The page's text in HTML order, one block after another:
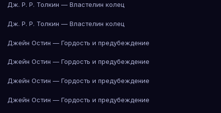
Дж. Р. Р. Толкин — Властелин колец
Дж. Р. Р. Толкин — Властелин колец
Джейн Остин — Гордость и предубеждение
Джейн Остин — Гордость и предубеждение
Джейн Остин — Гордость и предубеждение
Джейн Остин — Гордость и предубеждение